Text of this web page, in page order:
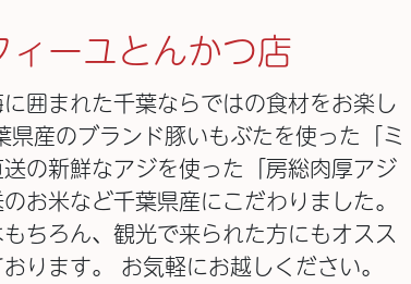
ーユとんかつ店
囲まれた千葉ならではの食材をお楽し
産のブランド豚いもぶたを使った「ミ
の新鮮なアジを使った「房総肉厚アジ
お米など千葉県産にこだわりました。
ちろん、観光で来られた方にもオスス
ります。 お気軽にお越しください。